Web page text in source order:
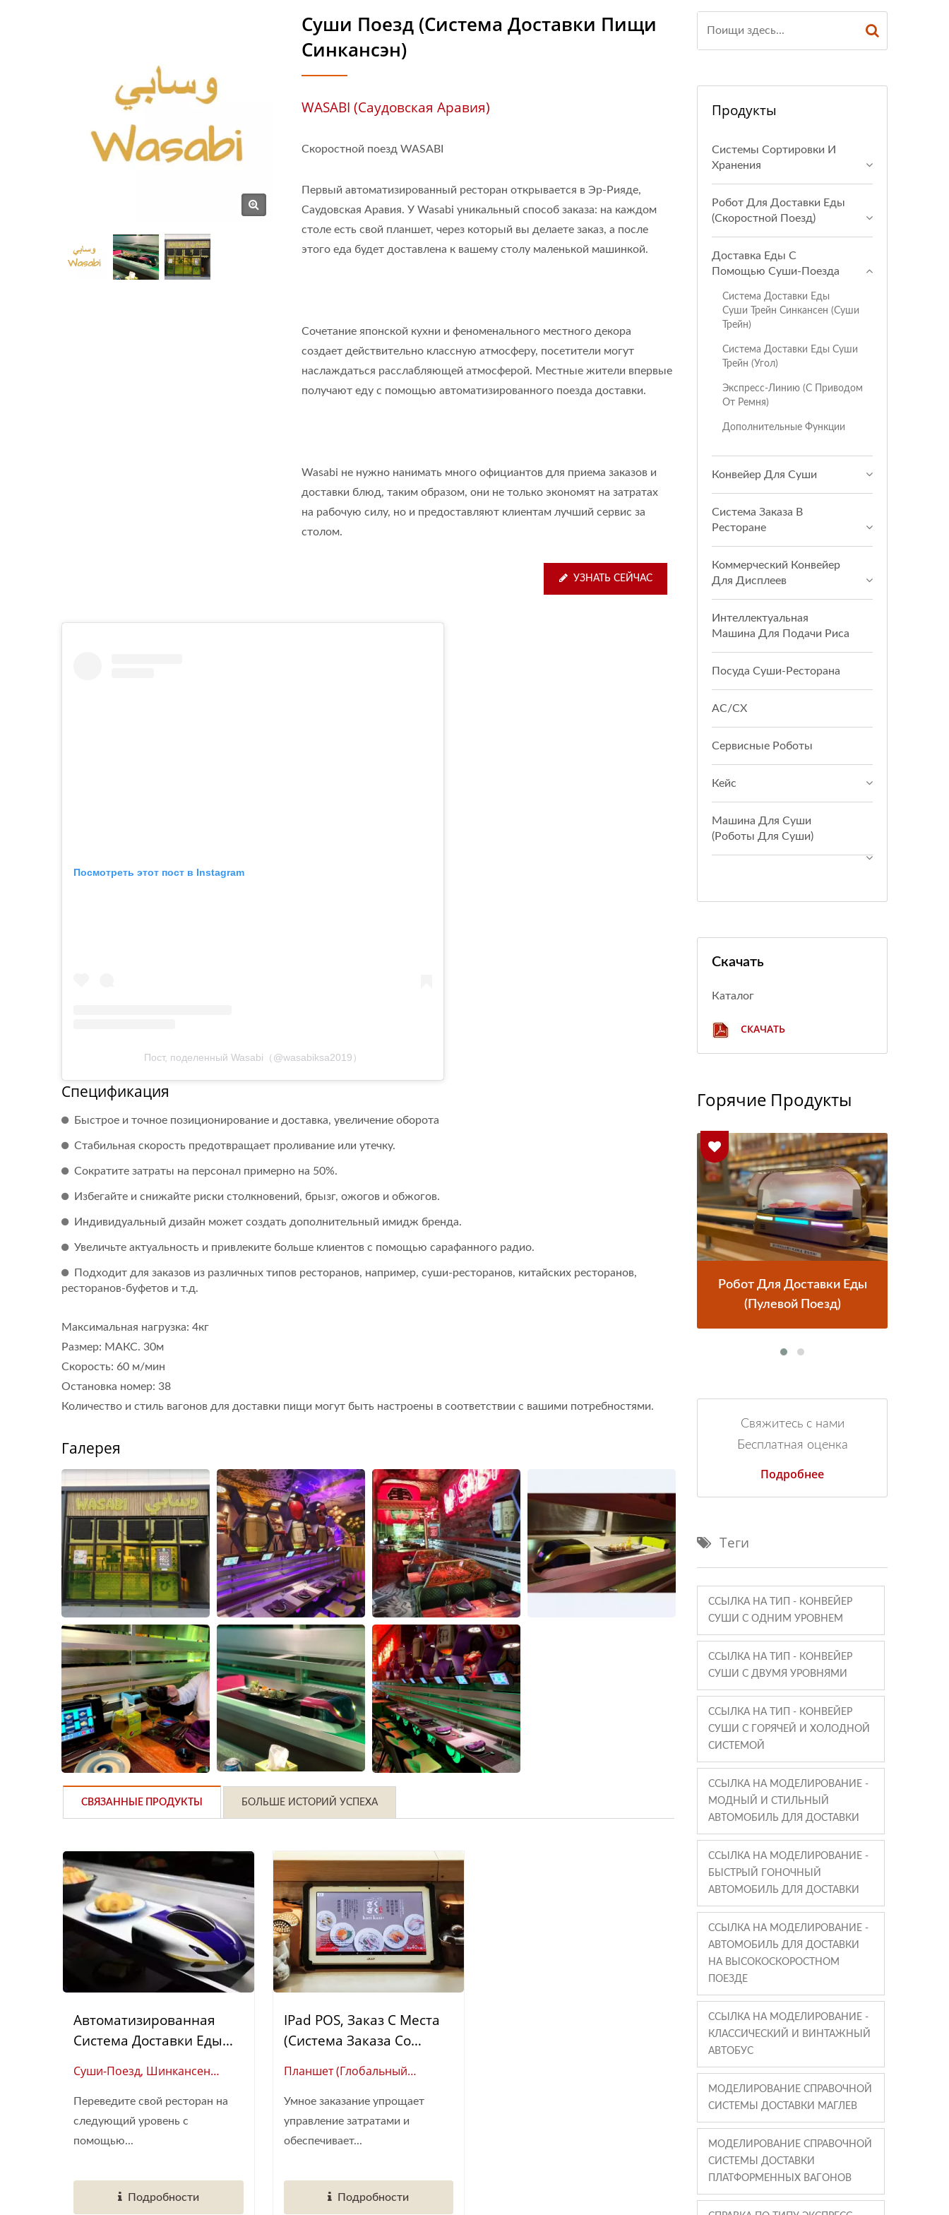
Суши Поезд (Система Доставки Пищи
Синкансэн)
WASABI (Саудовская Аравия)
Скоростной поезд WASABI
Первый автоматизированный ресторан открывается в Эр-Рияде,
Саудовская Аравия. У Wasabi уникальный способ заказа: на каждом
столе есть свой планшет, через который вы делаете заказ, а после
этого еда будет доставлена к вашему столу маленькой машинкой.
Сочетание японской кухни и феноменального местного декора
создает действительно классную атмосферу, посетители могут
наслаждаться расслабляющей атмосферой. Местные жители впервые
получают еду с помощью автоматизированного поезда доставки.
Wasabi не нужно нанимать много официантов для приема заказов и
доставки блюд, таким образом, они не только экономят на затратах
на рабочую силу, но и предоставляют клиентам лучший сервис за
столом.
УЗНАТЬ СЕЙЧАС
Посмотреть этот пост в Instagram
Пост, поделенный Wasabi（@wasabiksa2019）
Спецификация
Быстрое и точное позиционирование и доставка, увеличение оборота
Стабильная скорость предотвращает проливание или утечку.
Сократите затраты на персонал примерно на 50%.
Избегайте и снижайте риски столкновений, брызг, ожогов и обжогов.
Индивидуальный дизайн может создать дополнительный имидж бренда.
Увеличьте актуальность и привлеките больше клиентов с помощью сарафанного радио.
Подходит для заказов из различных типов ресторанов, например, суши-ресторанов, китайских ресторанов,
ресторанов-буфетов и т.д.
Максимальная нагрузка: 4кг
Размер: МАКС. 30м
Скорость: 60 м/мин
Остановка номер: 38
Количество и стиль вагонов для доставки пищи могут быть настроены в соответствии с вашими потребностями.
Галерея
СВЯЗАННЫЕ ПРОДУКТЫ БОЛЬШЕ ИСТОРИЙ УСПЕХА
Автоматизированная
Система Доставки Еды
Суши-Поезд, Шинкансен
Умной Автоматизации
Ресторанов)
Переведите свой ресторан на
следующий уровень с
помощью...
Подробности
IPad POS, Заказ С Места
(Система Заказа Со
Планшет (Глобальный
Умных Ресторанов)
Умное заказание упрощает
управление затратами и
обеспечивает...
Подробности
Продукты
Системы Сортировки И
Хранения
Робот Для Доставки Еды
(Скоростной Поезд)
Доставка Еды С
Помощью Суши-Поезда
Система Доставки Еды
Суши Трейн Синкансен (Суши
Трейн)
Система Доставки Еды Суши
Трейн (Угол)
Экспресс-Линию (с Приводом
От Ремня)
Дополнительные Функции
Конвейер Для Суши
Система Заказа В
Ресторане
Коммерческий Конвейер
Для Дисплеев
Интеллектуальная
Машина Для Подачи Риса
Посуда Суши-Ресторана
АС/СХ
Сервисные Роботы
Кейс
Машина Для Суши
(Роботы Для Суши)
Скачать
Каталог
СКАЧАТЬ
Горячие Продукты
Робот Для Доставки Еды
Система Доставки Еды
Поездами
Свяжитесь с нами
Бесплатная оценка
Подробнее
Теги
ССЫЛКА НА ТИП - КОНВЕЙЕР
СУШИ С ОДНИМ УРОВНЕМ
ССЫЛКА НА ТИП - КОНВЕЙЕР
СУШИ С ДВУМЯ УРОВНЯМИ
ССЫЛКА НА ТИП - КОНВЕЙЕР
СУШИ С ГОРЯЧЕЙ И ХОЛОДНОЙ
СИСТЕМОЙ
ССЫЛКА НА МОДЕЛИРОВАНИЕ -
МОДНЫЙ И СТИЛЬНЫЙ
АВТОМОБИЛЬ ДЛЯ ДОСТАВКИ
ССЫЛКА НА МОДЕЛИРОВАНИЕ -
БЫСТРЫЙ ГОНОЧНЫЙ
АВТОМОБИЛЬ ДЛЯ ДОСТАВКИ
ССЫЛКА НА МОДЕЛИРОВАНИЕ -
АВТОМОБИЛЬ ДЛЯ ДОСТАВКИ
НА ВЫСОКОСКОРОСТНОМ
ПОЕЗДЕ
ССЫЛКА НА МОДЕЛИРОВАНИЕ -
КЛАССИЧЕСКИЙ И ВИНТАЖНЫЙ
АВТОБУС
МОДЕЛИРОВАНИЕ СПРАВОЧНОЙ
СИСТЕМЫ ДОСТАВКИ МАГЛЕВ
МОДЕЛИРОВАНИЕ СПРАВОЧНОЙ
СИСТЕМЫ ДОСТАВКИ
ПЛАТФОРМЕННЫХ ВАГОНОВ